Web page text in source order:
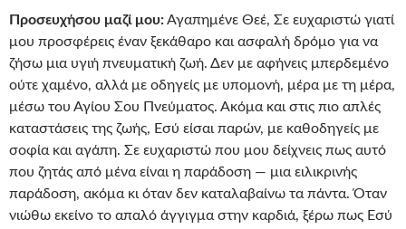
Προσευχήσου μαζί μου:Αγαπημένε Θεέ, Σε ευχαριστώ γιατί
μου προσφέρεις έναν ξεκάθαρο και ασφαλή δρόμο για να
ζήσω μια υγιή πνευματική ζωή. Δεν με αφήνεις μπερδεμένο
ούτε χαμένο, αλλά με οδηγείς με υπομονή, μέρα με τη μέρα,
μέσω του Αγίου Σου Πνεύματος. Ακόμα και στις πιο απλές
καταστάσεις της ζωής, Εσύ είσαι παρών, με καθοδηγείς με
σοφία και αγάπη. Σε ευχαριστώ που μου δείχνεις πως αυτό
που ζητάς από μένα είναι η παράδοση — μια ειλικρινής
παράδοση, ακόμα κι όταν δεν καταλαβαίνω τα πάντα. Όταν
νιώθω εκείνο το απαλό άγγιγμα στην καρδιά, ξέρω πως Εσύ